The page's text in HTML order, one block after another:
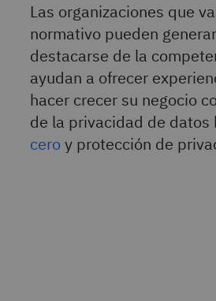
Las organizaciones que
normativo pueden
destacarse de la
ayudan a ofrecer
hacer crecer su negocio
de la privacidad de datos
ceroy protección de